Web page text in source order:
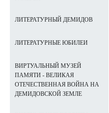
ЛИТЕРАТУРНЫЙ ДЕМИДОВ
ЛИТЕРАТУРНЫЕ ЮБИЛЕИ
ВИРТУАЛЬНЫЙ МУЗЕЙ
ПАМЯТИ - ВЕЛИКАЯ
ОТЕЧЕСТВЕННАЯ ВОЙНА НА
ДЕМИДОВСКОЙ ЗЕМЛЕ